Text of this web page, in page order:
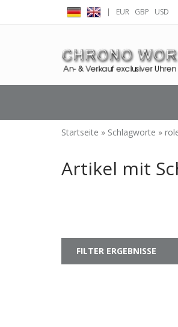
| EUR GBP USD
Startseite » Schlagworte »
Artikel mit
FILTER ERGEBNISSE
← Zurück zum